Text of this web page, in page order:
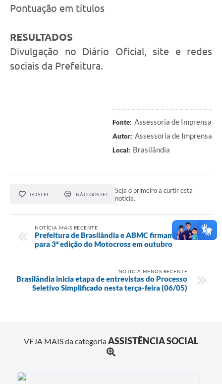
Pontuação em títulos
RESULTADOS
Divulgação no Diário Oficial, site e redes
sociais da Prefeitura.
Fonte: Assessoria de Imprensa
Autor: Assessoria de Imprensa
Local: Brasilândia
GOSTEI NÃO GOSTEI
Seja o primeiro a curtir esta
notícia.
NOTÍCIA MAIS RECENTE
Prefeitura de Brasilândia e ABMC firmam parceria
para 3ª edição do Motocross em outubro
NOTÍCIA MENOS RECENTE
Brasilândia inicia etapa de entrevistas do Processo
Seletivo Simplificado nesta terça-feira (06/05)
VEJA MAIS da categoriaASSISTÊNCIA SOCIAL